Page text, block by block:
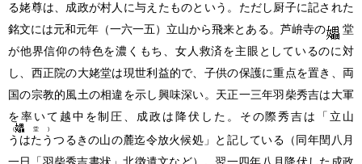
る姥尊は、成政が村人に与えたものという。ただし厨子に記された
銘文には元和元年 （一六一五） 立山から飛来とある。芦峅寺の
堂
が他界信仰の特色を濃くもち、女人救済を主眼としているのに対
し、西正院の大姥堂は現世利益的で、子供の保護に重点を置き、両
国の宗教的風土の相違を示し興味深い。天正一三年羽柴秀吉は大軍
を率いて越中を制圧、成政は降伏した。その際秀吉は「立山
うはたう
( 堂)
つるきの山の麓迄令放火候処」と記している （同年閏八月